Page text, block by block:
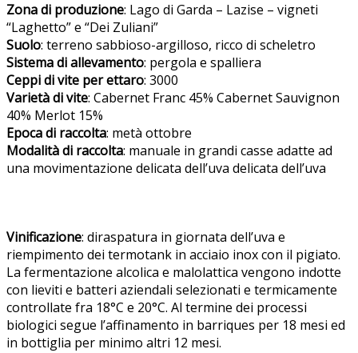
Zona di produzione: Lago di Garda – Lazise – vigneti
“Laghetto” e “Dei Zuliani”
Suolo: terreno sabbioso-argilloso, ricco di scheletro
Sistema di allevamento: pergola e spalliera
Ceppi di vite per ettaro: 3000
Varietà di vite: Cabernet Franc 45% Cabernet Sauvignon
40% Merlot 15%
Epoca di raccolta: metà ottobre
Modalità di raccolta: manuale in grandi casse adatte ad
una movimentazione delicata dell’uva delicata dell’uva
Vinificazione: diraspatura in giornata dell’uva e
riempimento dei termotank in acciaio inox con il pigiato.
La fermentazione alcolica e malolattica vengono indotte
con lieviti e batteri aziendali selezionati e termicamente
controllate fra 18°C e 20°C. Al termine dei processi
biologici segue l’affinamento in barriques per 18 mesi ed
in bottiglia per minimo altri 12 mesi.